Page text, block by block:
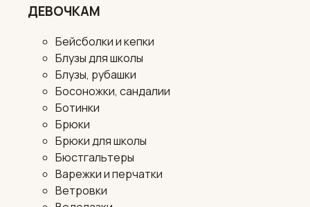
ДЕВОЧКАМ
Бейсболки и кепки
Блузы для школы
Блузы, рубашки
Босоножки, сандалии
Ботинки
Брюки
Брюки для школы
Бюстгальтеры
Варежки и перчатки
Ветровки